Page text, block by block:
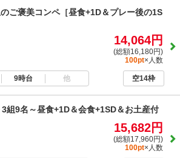
ご褒美コンペ［昼食+1D＆プレー後の1S
14,064円
(総額16,180円)
100pt×人数
9時台 他 空14枠
組9名～昼食+1D＆会食+1SD＆お土産付
15,682円
(総額17,960円)
100pt×人数